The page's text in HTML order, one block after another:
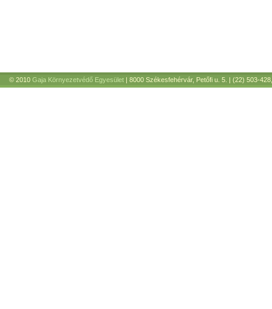
© 2010 Gaja Környezetvédő Egyesület | 8000 Székesfehérvár, Petőfi u. 5. | (22) 503-